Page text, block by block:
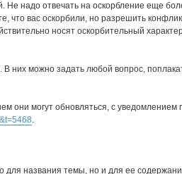
надо отвечать на оскорбление еще
что вас оскорбили, но разрешить
носят оскорбительный
них можно задать любой вопрос,
они могут обновляться, с
.
для названия темы, но и для ее